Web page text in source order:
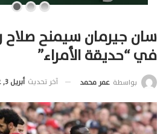
سان جيرمان سيمنح صلاح
في “حديقة الأمراء”
بواسطة عمر محمد آخر تحديث أبريل 3, 2022